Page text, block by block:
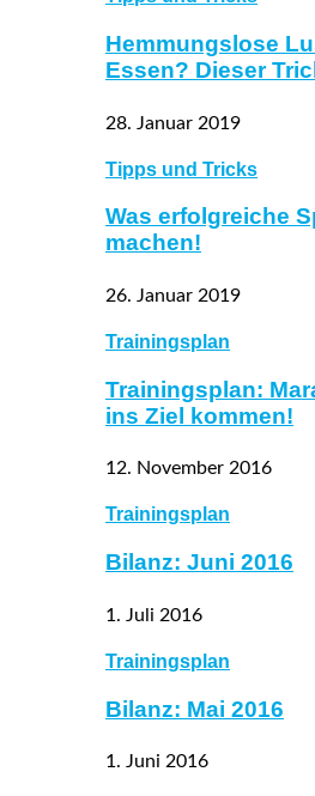
Hemmungslose
Essen? Dieser
28. Januar 2019
Tipps und Tricks
Was erfolgreiche
machen!
26. Januar 2019
Trainingsplan
Trainingsplan:
ins Ziel kommen!
12. November 2016
Trainingsplan
Bilanz: Juni 2016
1. Juli 2016
Trainingsplan
Bilanz: Mai 2016
1. Juni 2016